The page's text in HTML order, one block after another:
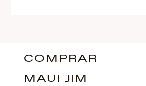
COMPRAR
MAUI JIM